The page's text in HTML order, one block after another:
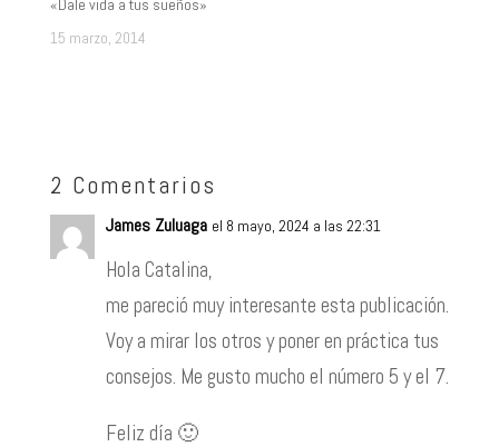
«Dale vida a tus sueños»
15 marzo, 2014
2 Comentarios
James Zuluaga el 8 mayo, 2024 a las 22:31
Hola Catalina,
me pareció muy interesante esta publicación.
Voy a mirar los otros y poner en práctica tus
consejos. Me gusto mucho el número 5 y el 7.
Feliz día 🙂